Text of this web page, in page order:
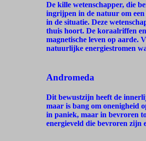
De kille wetenschapper, die
ingrijpen in de natuur om
in de situatie. Deze
thuis hoort. De koraalriffen
magnetische leven op aarde.
natuurlijke energiestromen
Andromeda
Dit bewustzijn heeft de
maar is bang om onenigheid
in paniek, maar in bevroren
energieveld die bevroren zijn